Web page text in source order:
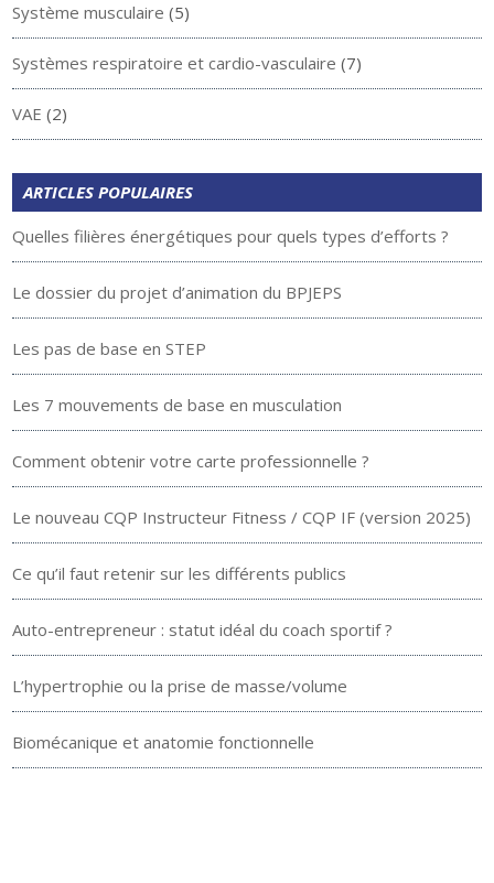
Système musculaire (5)
Systèmes respiratoire et cardio-vasculaire (7)
VAE (2)
ARTICLES POPULAIRES
Quelles filières énergétiques pour quels types d’efforts ?
Le dossier du projet d’animation du BPJEPS
Les pas de base en STEP
Les 7 mouvements de base en musculation
Comment obtenir votre carte professionnelle ?
Le nouveau CQP Instructeur Fitness / CQP IF (version 2025)
Ce qu’il faut retenir sur les différents publics
Auto-entrepreneur : statut idéal du coach sportif ?
L’hypertrophie ou la prise de masse/volume
Biomécanique et anatomie fonctionnelle